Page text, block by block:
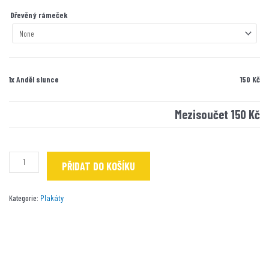
Dřevěný rámeček
1xAnděl slunce 150 Kč
Mezisoučet 150 Kč
množství
PŘIDAT DO KOŠÍKU
Kategorie: Plakáty